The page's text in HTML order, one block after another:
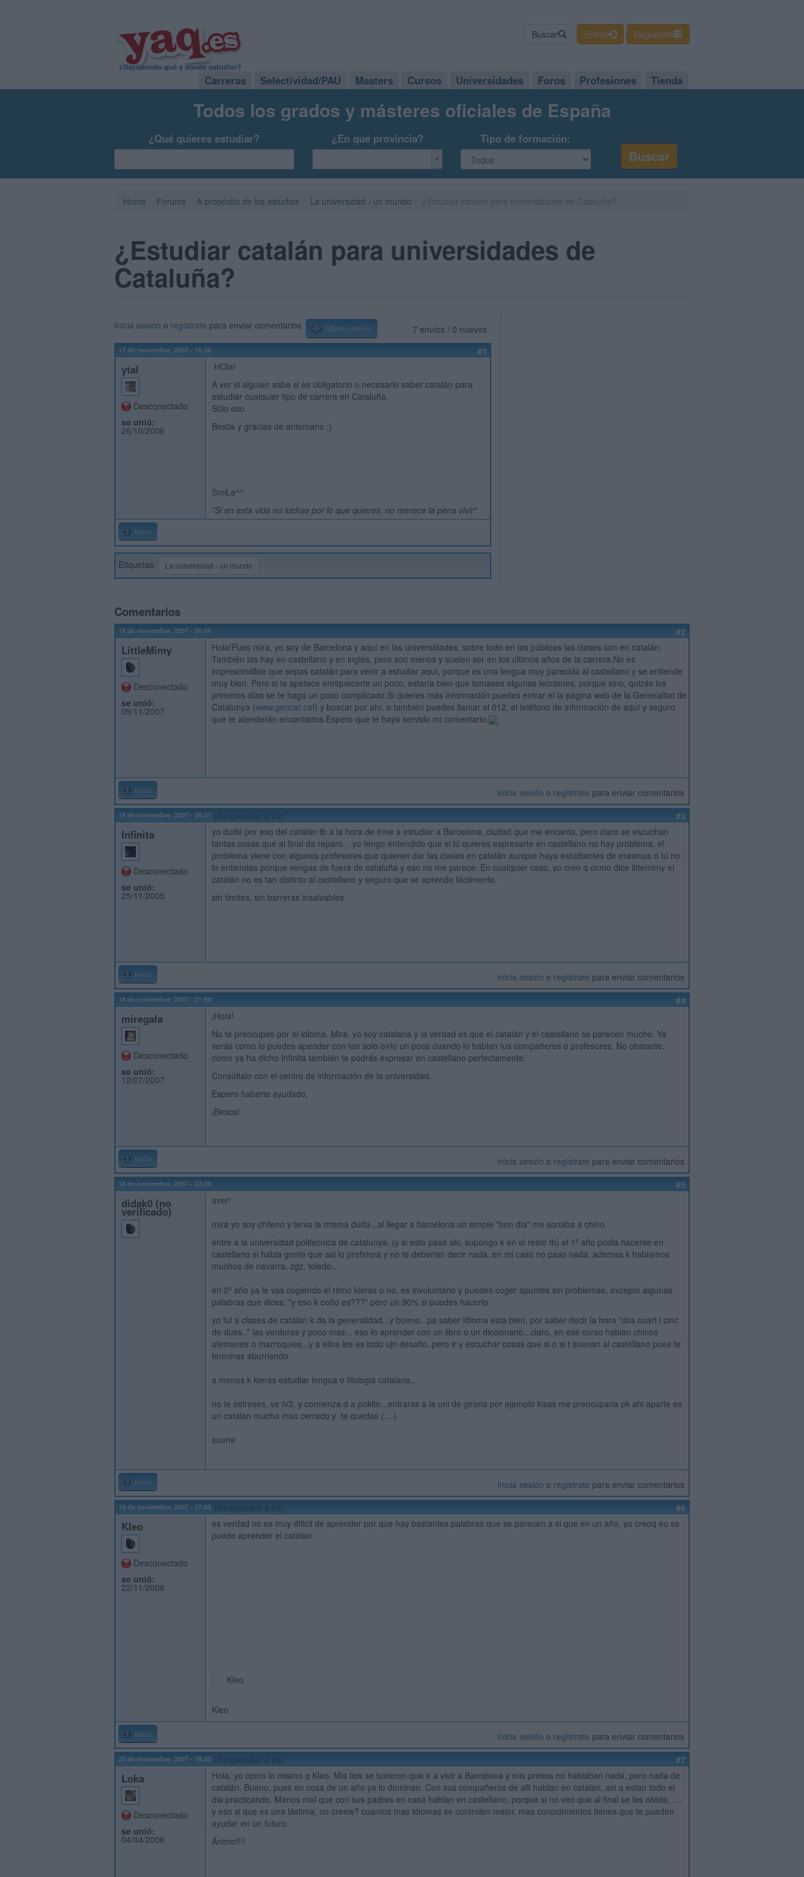
Buscar Entrar Regístrate
Carreras Selectividad/PAU Masters Cursos Universidades Foros Profesiones Tienda
Todos los grados y másteres oficiales de España
¿Qué quieres estudiar? ¿En qué provincia? Tipo de formación:
Home Forums A propósito de los estudios La universidad - un mundo
¿Estudiar catalán para universidades de
Cataluña?
7 envíos / 0 nuevos
Inicia sesión o regístrate para enviar comentarios Último envío
17 de noviembre, 2007 - 15:28 #1
ytal
Desconectado
se unió:
26/10/2006
HOla!
A ver si alguien sabe si es obligatorio o necesario saber catalán para
estudiar cualquier tipo de carrera en Cataluña.
Sólo eso.
Bes0s y gracias de antemano ;)
SmiLe^^
"Si en esta vida no luchas por lo que quieres, no merece la pena vivir"
Inicio
Etiquetas: La universidad - un mundo
Comentarios
18 de noviembre, 2007 - 20:04 #2
LittleMimy
Desconectado
se unió:
09/11/2007
Hola!Pues mira, yo soy de Barcelona y aquí en las universidades, sobre todo en las públicas las clases son en catalán.
También las hay en castellano y en inglés, pero son menos y suelen ser en los últimos años de la carrera.No es
imprescindible que sepas catalán para venir a estudiar aquí, porque es una lengua muy parecida al castellano y se entiende
muy bien. Pero si te apetece enriquecerte un poco, estaría bien que tomases algunas lecciones, porque sino, quizás los
primeros días se te haga un poco complicado.Si quieres más información puedes entrar el la página web de la Generalitat de
Catalunya (www.gencat.cat) y buscar por ahí, o también puedes llamar al 012, el teléfono de información de aquí y seguro
que te atenderán encantados.Espero que te haya servido mi comentario.
Inicio Inicia sesión o regístrate para enviar comentarios
18 de noviembre, 2007 - 20:31 #3
Infinita
Desconectado
se unió:
25/11/2005
yo dudé por eso del catalán tb a la hora de irme a estudiar a Barcelona, ciudad que me encanta, pero claro se escuchan
tantas cosas que al final da reparo... yo tengo entendido que si tú quieres expresarte en castellano no hay problema, el
problema viene con algunos profesores que quieren dar las clases en catalán aunque haya estudiantes de erasmus o tú no
lo entiendas porque vengas de fuera de cataluña y eso no me parece. En cualquier caso, yo creo q como dice littemimy el
catalán no es tan distinto al castellano y seguro que se aprende fácilmente.
sin límites, sin barreras insalvables
Inicio Inicia sesión o regístrate para enviar comentarios
18 de noviembre, 2007 - 21:54 #4
miregala
Desconectado
se unió:
12/07/2007
¡Hola!
No te preocupes por el idioma. Mira, yo soy catalana y la verdad es que el catalán y el castellano se parecen mucho. Ya
verás como lo puedes apender con tan solo oírlo un poco cuando lo hablan tus compañeros o profesores. No obstante,
como ya ha dicho Infinita también te podrás expresar en castellano perfectamente.
Consúltalo con el centro de información de la universidad.
Espero haberte ayudado,
¡Besos!
Inicio Inicia sesión o regístrate para enviar comentarios
18 de noviembre, 2007 - 23:09 #5
didak0 (no
verificado)
aver!
mira yo soy chileno y tenia la misma duda...al llegar a barcelona un simple "bon dia" me sonaba a chino.
entre a la universidad politecnica de catalunya, (y si esto pasa aki, supongo k en el resto tb) el 1º año podia hacerse en
castellano si habia gente que asi lo prefiriera y no te deberian decir nada..en mi caso no paso nada, ademas k habiamos
muchos de navarra, zgz, toledo...
en 2º año ya le vas cogiendo el ritmo kieras o no, es involuntario y puedes coger apuntes sin problemas, excepto algunas
palabras que dices, "y eso k coño es???" pero un 90% si puedes hacerlo
yo fui a clases de catalan k da la generalidad...y bueno...pa saber idioma esta bien, por saber decir la hora "dos cuart i cinc
de dues.." las verduras y poco mas... eso lo aprender con un libro o un diccionario...claro, en ese curso habian chinos
alemanes o marroquies...y a ellos les es todo ujn desafio..pero ir y escuchar cosas que si o si t suenan al castellano pues te
terminas aburriendo
a menos k kieras estudiar lengua o filologia catalana...
no te estreses, ve tv3, y comienza d a pokito...entraras a la uni de girona por ejemplo kisas me preocuparia pk ahi aparte es
un catalan mucho mas cerrado y te quedas (....)
suerte
Inicio Inicia sesión o regístrate para enviar comentarios
19 de noviembre, 2007 - 17:03 #6
Kleo
Desconectado
se unió:
22/11/2006
es verdad no es muy dificil de aprender por que hay bastantes palabras que se parecen a si que en un año, yo creoq eu se
puede aprender el catalan.
Kleo
Kleo
Inicio Inicia sesión o regístrate para enviar comentarios
23 de noviembre, 2007 - 19:33 #7
Loka
Desconectado
se unió:
04/04/2006
Hola, yo opino lo mismo q Kleo. Mis tios se tuvieron que ir a vivir a Barcelona y mis primos no hablaban nada, pero nada de
catalán. Bueno, pues en cosa de un año ya lo dominan. Con sus compañeros de alli hablan en catalan, asi q estan todo el
dia practicando. Menos mal que con sus padres en casa hablan en castellano, porque si no veo que al final se les olvida, ....
y eso si que es una lástima, no creeis? cuantos mas idiomas se controlen mejor, mas conocimientos tienes que te pueden
ayudar en un futuro.
Ánimo!!!!